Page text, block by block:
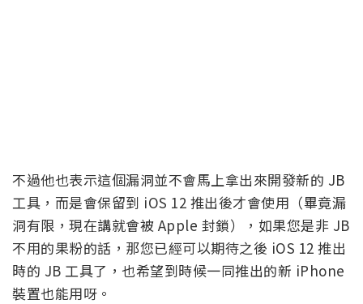
不過他也表示這個漏洞並不會馬上拿出來開發新的 JB
工具，而是會保留到 iOS 12 推出後才會使用（畢竟漏
洞有限，現在講就會被 Apple 封鎖），如果您是非 JB
不用的果粉的話，那您已經可以期待之後 iOS 12 推出
時的 JB 工具了，也希望到時候一同推出的新 iPhone
裝置也能用呀。